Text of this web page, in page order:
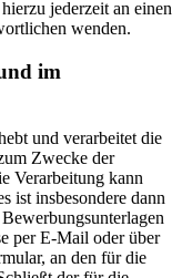
jederzeit an einen
wenden.
im
und verarbeitet die
Zwecke der
Verarbeitung kann
ist insbesondere dann
per E-Mail oder über
an den für die